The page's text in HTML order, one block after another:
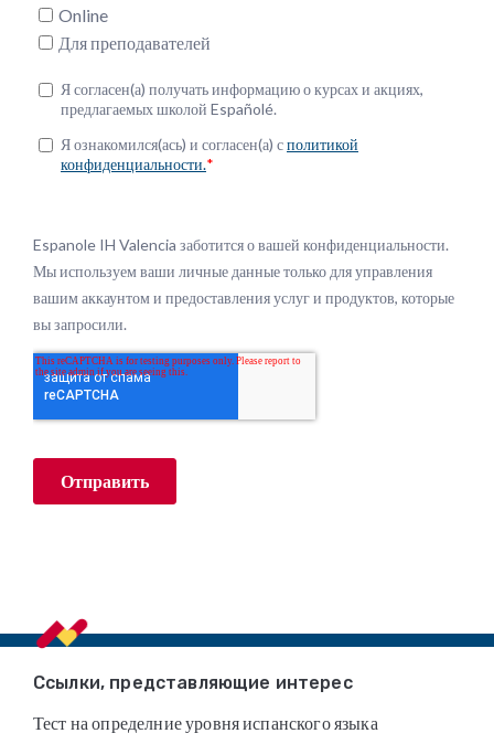
FooterСсылки, представляющие интерес
Тест на определние уровня испанского языка